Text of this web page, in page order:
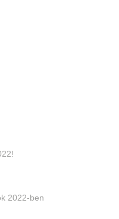
2022-ben